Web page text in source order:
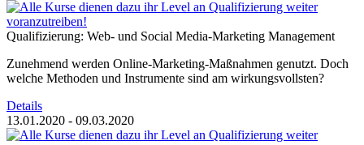
Qualifizierung: Web- und Social Media-Marketing Management
Zunehmend werden Online-Marketing-Maßnahmen genutzt. Doch
welche Methoden und Instrumente sind am wirkungsvollsten?
Details
13.01.2020 - 09.03.2020